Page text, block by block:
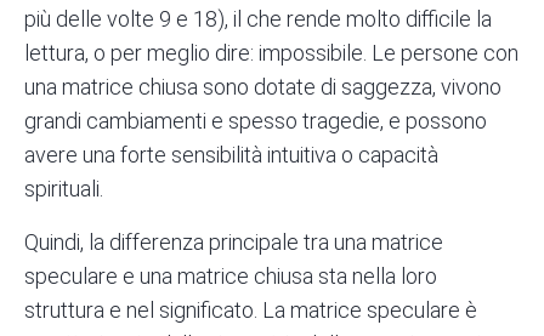
più delle volte 9 e 18), il che rende molto difficile la
lettura, o per meglio dire: impossibile. Le persone con
una matrice chiusa sono dotate di saggezza, vivono
grandi cambiamenti e spesso tragedie, e possono
avere una forte sensibilità intuitiva o capacità
spirituali.
Quindi, la differenza principale tra una matrice
speculare e una matrice chiusa sta nella loro
struttura e nel significato. La matrice speculare è